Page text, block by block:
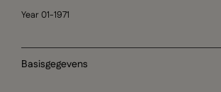
Year 01-1971
Basisgegevens